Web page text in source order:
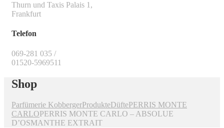
Thurn und Taxis Palais 1,
Frankfurt
Telefon
069-281 035 /
01520-5969511
Shop
Parfümerie KobbergerProdukteDüftePERRIS MONTE
CARLOPERRIS MONTE CARLO – ABSOLUE
D’OSMANTHE EXTRAIT